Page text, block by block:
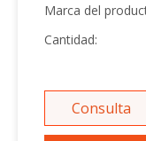
Marca del
Cantidad:
Consulta